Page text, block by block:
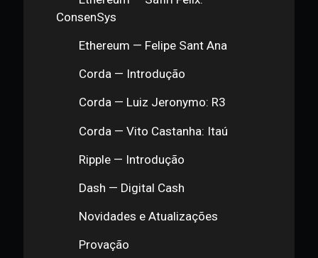
Burrow
Hyperledger — Hyperledger Iroha
Hyperledger — Hyperledger
Sawtooth
Hyperledger — Hyperledger Fabric
Hyperledger — Percival Lucena:
Ethereum — Introdução